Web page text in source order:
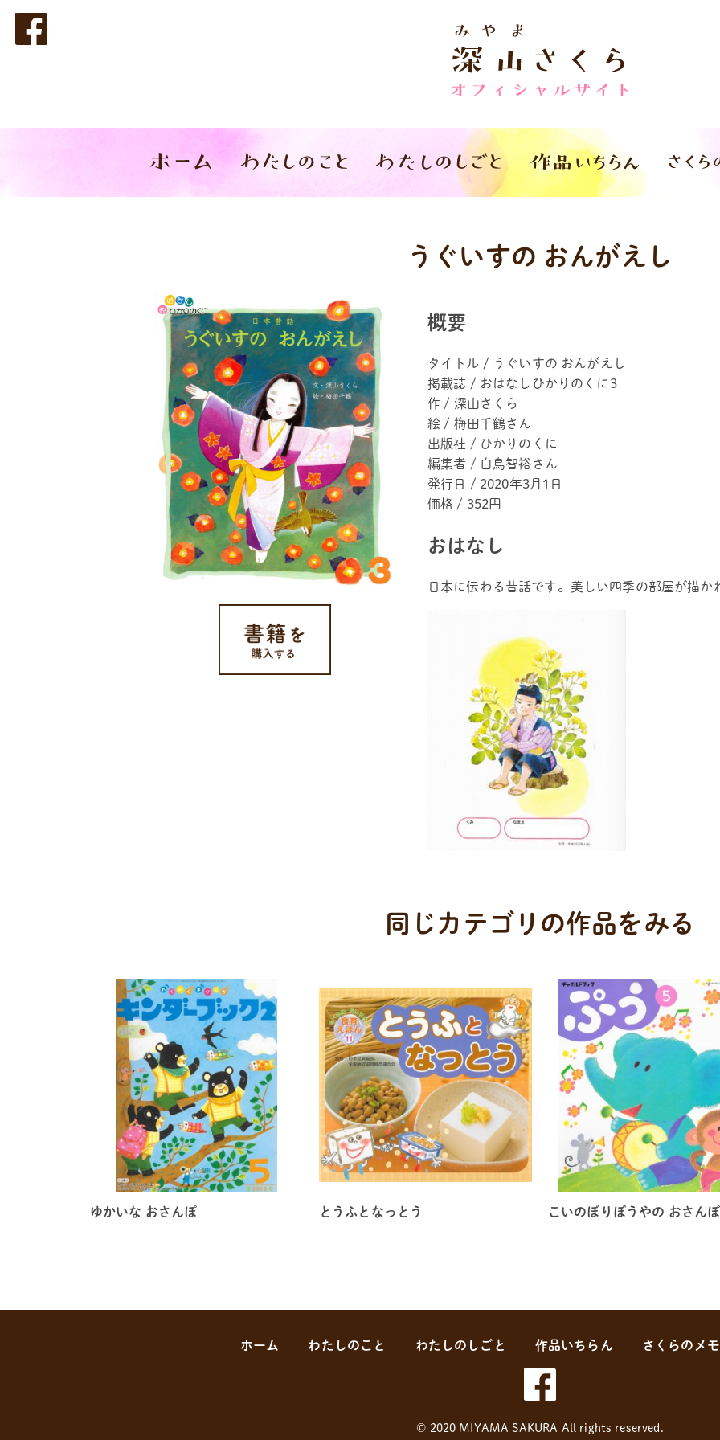
うぐいすの おんがえし
概要
タイトル / うぐいすの おんがえし
掲載誌 / おはなしひかりのくに3
作 / 深山さくら
絵 / 梅田千鶴さん
出版社 / ひかりのくに
編集者 / 白鳥智裕さん
発行日 / 2020年3月1日
価格 / 352円
おはなし
日本に伝わる昔話です。美しい四季の部屋が描か
同じカテゴリの作品をみる
ゆかいな おさんぽ とうふとなっとう こいのぼりぼうやの おさんぽ
ホーム わたしのこと わたしのしごと 作品いちらん さくらのメ
© 2020 MIYAMA SAKURA All rights reserved.